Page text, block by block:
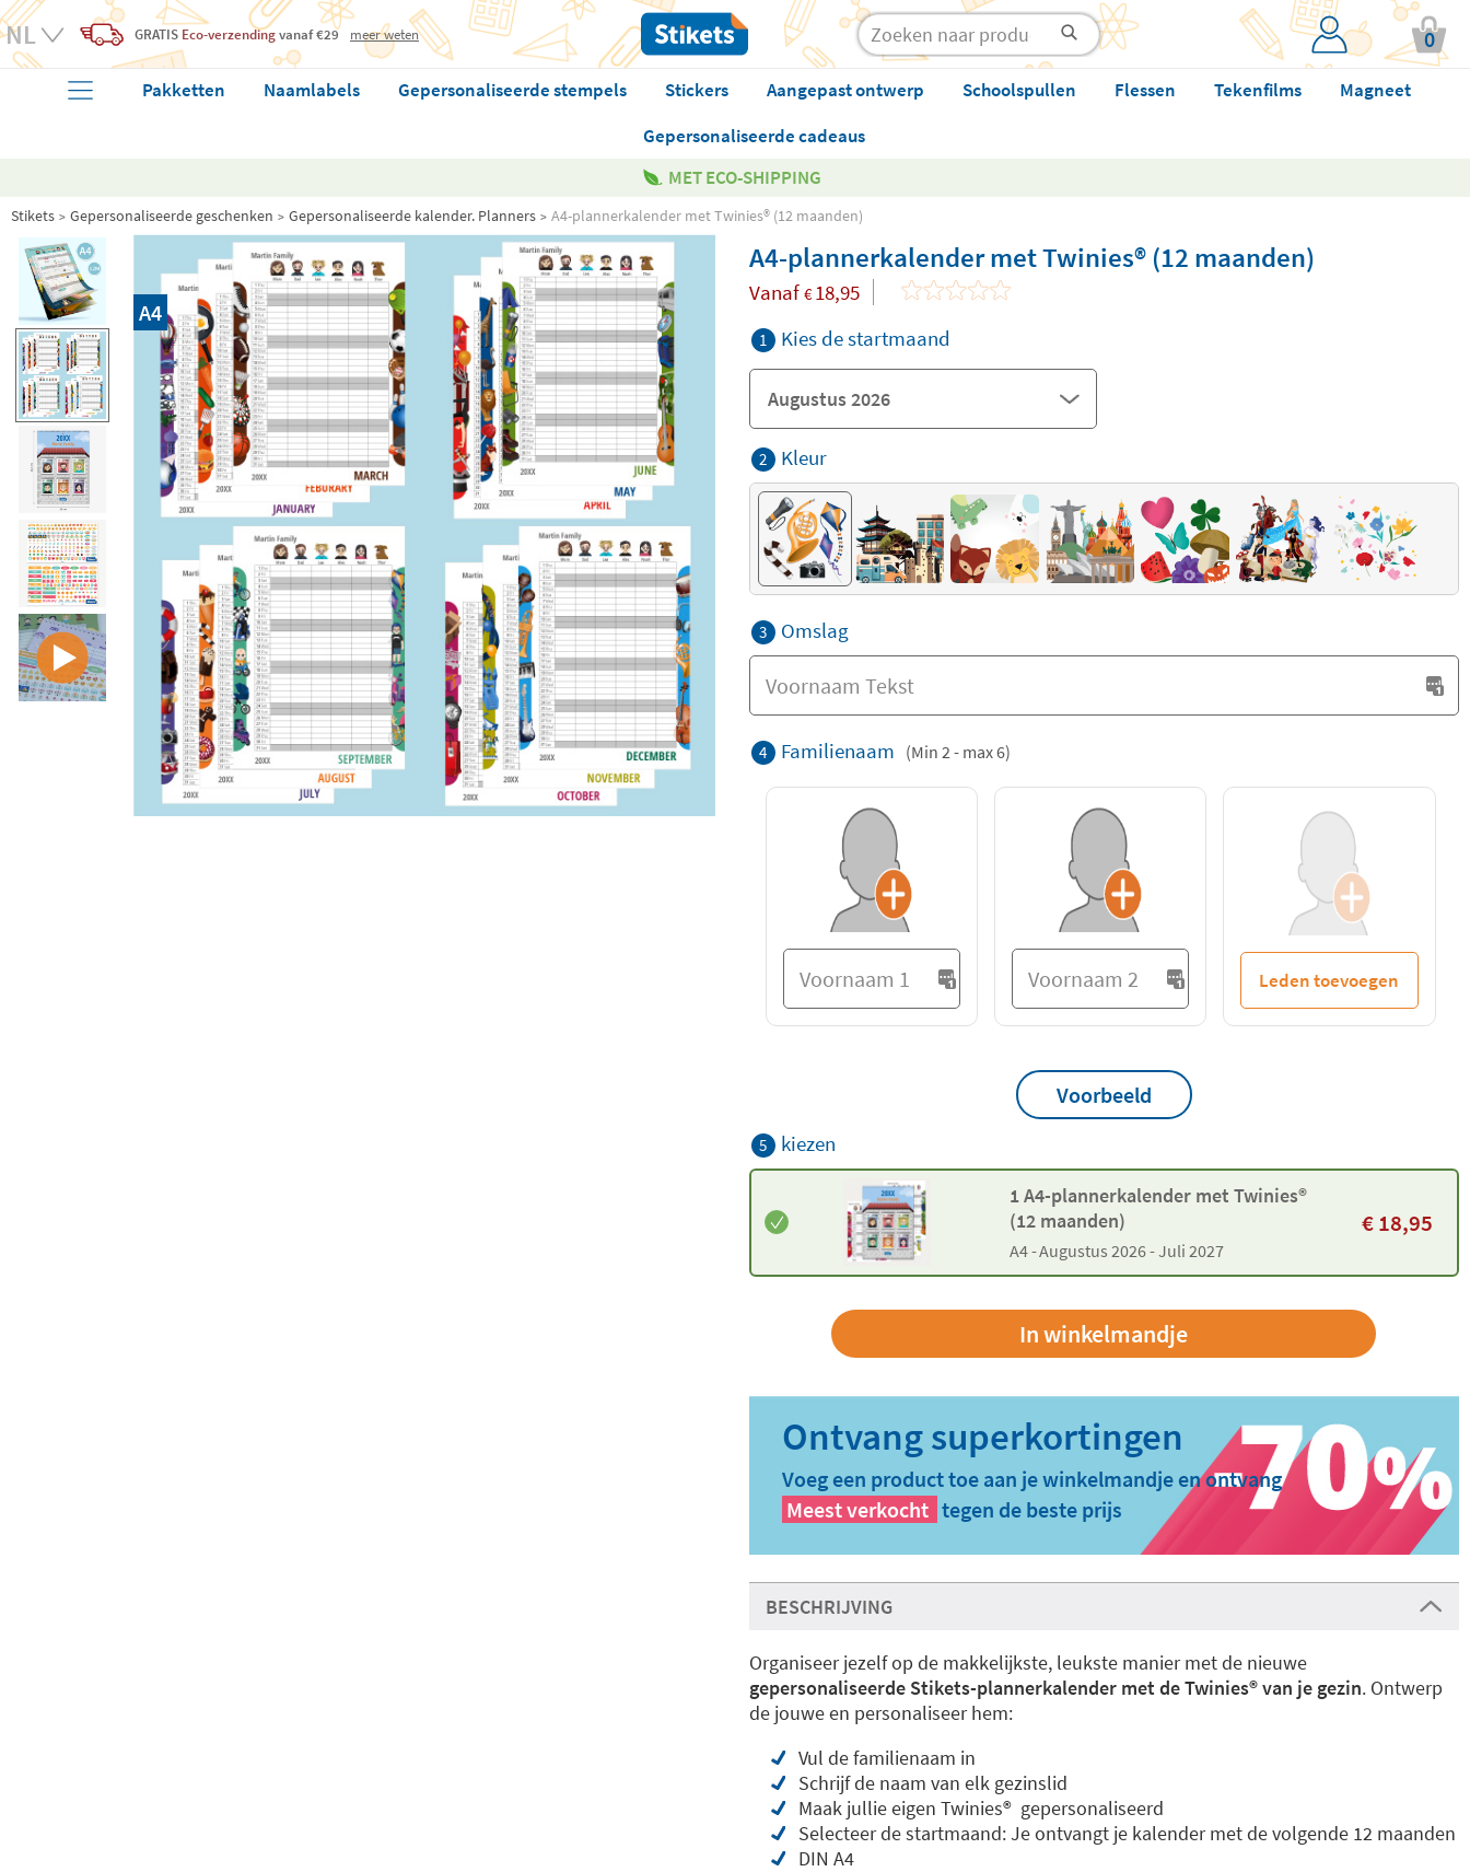
GRATIS Eco-verzendingvanaf €29 meer weten 0
Pakketten Naamlabels Gepersonaliseerde stempels Stickers Aangepast ontwerp Schoolspullen Flessen Tekenfilms
Magneet
Gepersonaliseerde cadeaus
MET ECO-SHIPPING
Stikets Gepersonaliseerde geschenken Gepersonaliseerde kalender. Planners A4-plannerkalender met Twinies® (12 maanden)
A4
A4-plannerkalender met Twinies® (12 maanden)
Vanaf € 18,95
1 Kies de startmaand
2 Kleur
3 Omslag
4 Familienaam (Min 2 - max 6)
Leden toevoegen
Voorbeeld
5 kiezen
1 A4-plannerkalender met Twinies®
(12 maanden)
A4 -Augustus 2026 - Juli 2027
€18,95
Voeg een product toe aan je winkelmandje en ontvang
Meest verkocht tegen de beste prijs
BESCHRIJVING
Organiseer jezelf op de makkelijkste, leukste manier met de nieuwe
gepersonaliseerde Stikets-plannerkalender met de Twinies® van je gezin. Ontwerp
de jouwe en personaliseer hem:
Vul de familienaam in
Schrijf de naam van elk gezinslid
Maak jullie eigen Twinies®gepersonaliseerd
Selecteer de startmaand: Je ontvangt je kalender met de volgende 12 maanden
DIN A4